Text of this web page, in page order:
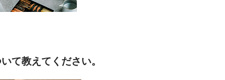
て教えてください。